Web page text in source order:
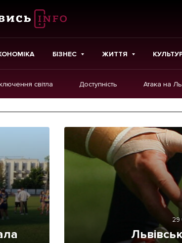
БІЗНЕС ЖИТТЯ
світла Доступність Атака на
Інтерв'ю
Картки
Репортаж
Розслідування
Ініціативи
Лонгріди
29